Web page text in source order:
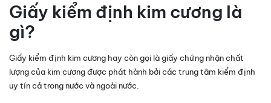
Giấy kiểm định kim cương là
gì?
Giấy kiểm định kim cương hay còn gọi là giấy chứng nhận chất
lượng của kim cương được phát hành bởi các trung tâm kiểm định
uy tín cả trong nước và ngoài nước.